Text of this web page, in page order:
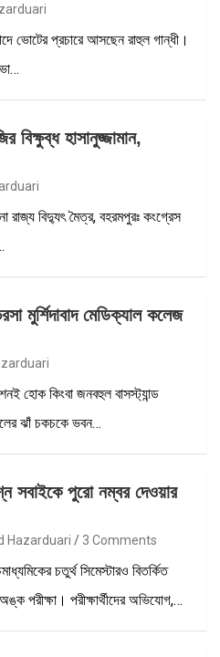
ভোটের প্রচারে আসছেন রাহুল গান্ধী।
বিক্ষুব্ধ হাসানুজ্জামান,
রাজ্য বিদ্যুৎ মৈত্র, বহরমপুরঃ কংগ্রেস
মুর্শিদাবাদ মেডিক্যাল কলেজ
হোক কিংবা জনবহুল বাসস্ট্যান্ড
ঝাঁ চকচকে ভবন…
সবাইকে পুরো নম্বর দেওয়ার
Hazarduari 3 Comments
চতুর্থ সিমেস্টারও বিতর্কিত
পরীক্ষা। পরীক্ষার্থীদের অভিযোগ,…